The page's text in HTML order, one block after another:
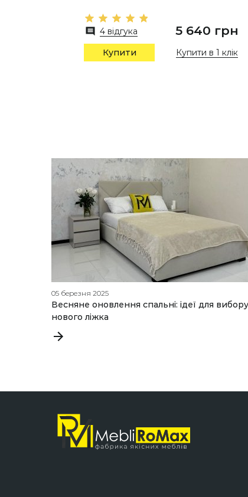
4 відгука 5 640 грн
Купити Купити в 1 клік
05 березня 2025
Весняне оновлення спальні: ідеї для вибору
нового ліжка